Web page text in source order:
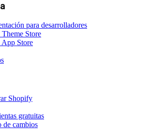
para desarrolladores
Store
Store
Shopify
gratuitas
de cambios